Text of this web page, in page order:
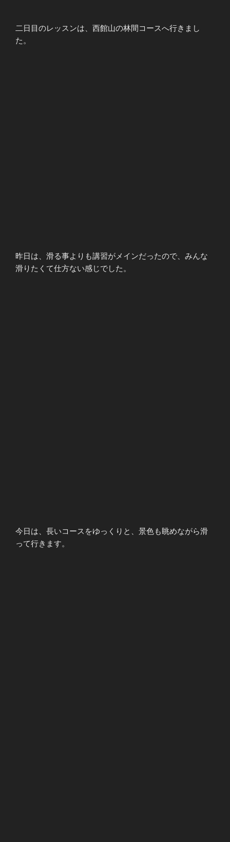
二日目のレッスンは、西館山の林間コースへ行きまし
た。
昨日は、滑る事よりも講習がメインだったので、みんな
滑りたくて仕方ない感じでした。
今日は、長いコースをゆっくりと、景色も眺めながら滑
って行きます。